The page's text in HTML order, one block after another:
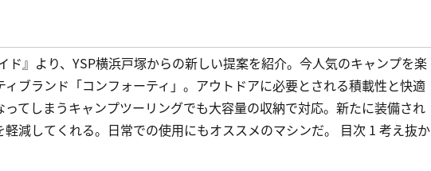
ド』より、YSP横浜戸塚からの新しい提案を紹介。今人気のキャンプを楽
ィブランド「コンフォーティ」。アウトドアに必要とされる積載性と快適
てしまうキャンプツーリングでも大容量の収納で対応。新たに装備され
減してくれる。日常での使用にもオススメのマシンだ。 目次 1 考え抜か